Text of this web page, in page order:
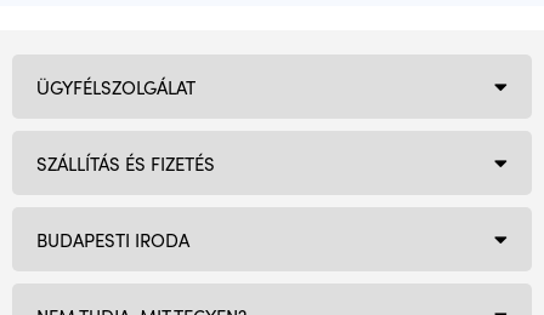
BUDAPESTI IRODA
ÜGYFÉLSZOLGÁLAT
SZÁLLÍTÁS ÉS FIZETÉS